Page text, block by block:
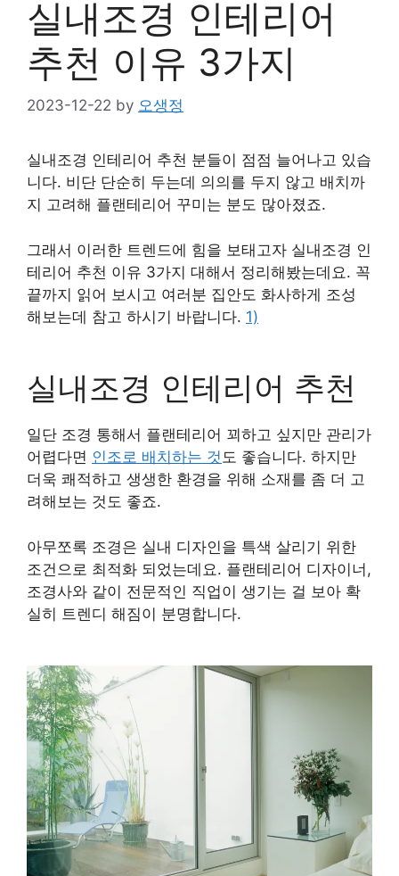
실내조경 인테리어
추천 이유 3가지
2023-12-22 by 오생정
실내조경 인테리어 추천 분들이 점점 늘어나고 있습
니다. 비단 단순히 두는데 의의를 두지 않고 배치까
지 고려해 플랜테리어 꾸미는 분도 많아졌죠.
그래서 이러한 트렌드에 힘을 보태고자 실내조경 인
테리어 추천 이유 3가지 대해서 정리해봤는데요. 꼭
끝까지 읽어 보시고 여러분 집안도 화사하게 조성
해보는데 참고 하시기 바랍니다. 1)
실내조경 인테리어 추천
일단 조경 통해서 플랜테리어 꾀하고 싶지만 관리가
어렵다면 인조로 배치하는 것도 좋습니다. 하지만
더욱 쾌적하고 생생한 환경을 위해 소재를 좀 더 고
려해보는 것도 좋죠.
아무쪼록 조경은 실내 디자인을 특색 살리기 위한
조건으로 최적화 되었는데요. 플랜테리어 디자이너,
조경사와 같이 전문적인 직업이 생기는 걸 보아 확
실히 트렌디 해짐이 분명합니다.